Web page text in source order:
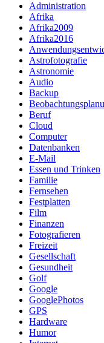
Administration
Afrika
Afrika2009
Afrika2016
Astrofotografie
Astronomie
Audio
Backup
Beruf
Cloud
Computer
Datenbanken
E-Mail
Essen und Trinken
Familie
Fernsehen
Festplatten
Film
Finanzen
Fotografieren
Freizeit
Gesellschaft
Gesundheit
Golf
Google
GooglePhotos
GPS
Hardware
Humor